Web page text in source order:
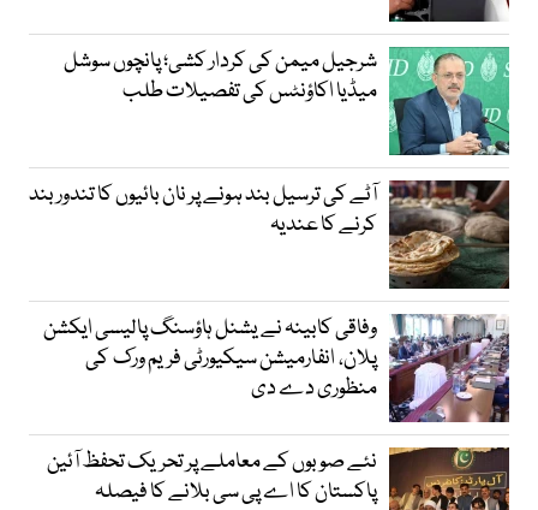
شرجیل میمن کی کردار کشی؛ پانچوں سوشل
میڈیا اکاؤنٹس کی تفصیلات طلب
آٹے کی ترسیل بند ہونے پر نان بائیوں کا تندور بند
کرنے کا عندیہ
وفاقی کابینہ نے یشنل ہاؤسنگ پالیسی ایکشن
پلان، انفارمیشن سیکیورٹی فریم ورک کی
منظوری دے دی
نئے صوبوں کے معاملے پر تحریک تحفظ آئین
پاکستان کا اے پی سی بلانے کا فیصلہ